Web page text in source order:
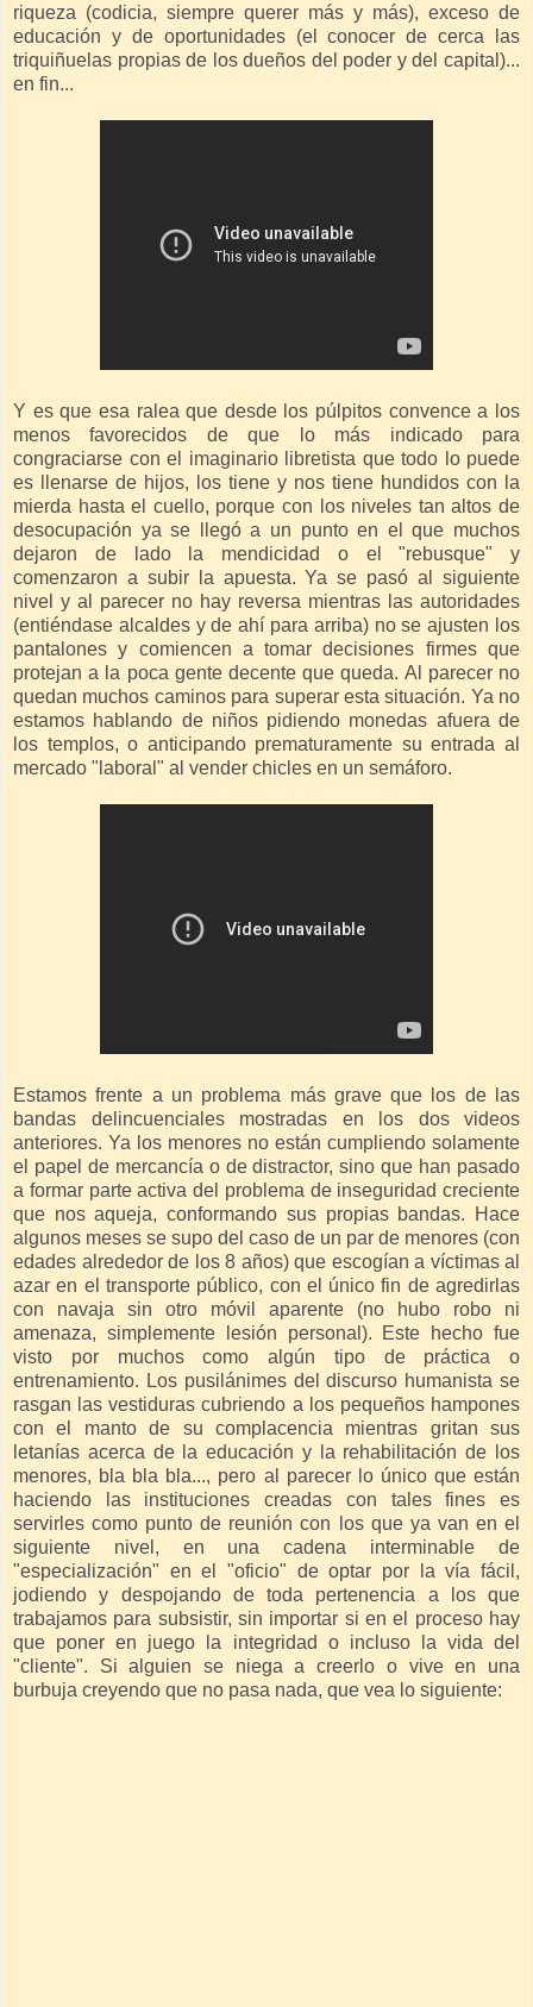
riqueza (codicia, siempre querer más y más), exceso de
educación y de oportunidades (el conocer de cerca las
triquiñuelas propias de los dueños del poder y del capital)...
en fin...
Y es que esa ralea que desde los púlpitos convence a los
menos favorecidos de que lo más indicado para
congraciarse con el imaginario libretista que todo lo puede
es llenarse de hijos, los tiene y nos tiene hundidos con la
mierda hasta el cuello, porque con los niveles tan altos de
desocupación ya se llegó a un punto en el que muchos
dejaron de lado la mendicidad o el "rebusque" y
comenzaron a subir la apuesta. Ya se pasó al siguiente
nivel y al parecer no hay reversa mientras las autoridades
(entiéndase alcaldes y de ahí para arriba) no se ajusten los
pantalones y comiencen a tomar decisiones firmes que
protejan a la poca gente decente que queda. Al parecer no
quedan muchos caminos para superar esta situación. Ya no
estamos hablando de niños pidiendo monedas afuera de
los templos, o anticipando prematuramente su entrada al
mercado "laboral" al vender chicles en un semáforo.
Estamos frente a un problema más grave que los de las
bandas delincuenciales mostradas en los dos videos
anteriores. Ya los menores no están cumpliendo solamente
el papel de mercancía o de distractor, sino que han pasado
a formar parte activa del problema de inseguridad creciente
que nos aqueja, conformando sus propias bandas. Hace
algunos meses se supo del caso de un par de menores (con
edades alrededor de los 8 años) que escogían a víctimas al
azar en el transporte público, con el único fin de agredirlas
con navaja sin otro móvil aparente (no hubo robo ni
amenaza, simplemente lesión personal). Este hecho fue
visto por muchos como algún tipo de práctica o
entrenamiento. Los pusilánimes del discurso humanista se
rasgan las vestiduras cubriendo a los pequeños hampones
con el manto de su complacencia mientras gritan sus
letanías acerca de la educación y la rehabilitación de los
menores, bla bla bla..., pero al parecer lo único que están
haciendo las instituciones creadas con tales fines es
servirles como punto de reunión con los que ya van en el
siguiente nivel, en una cadena interminable de
"especialización" en el "oficio" de optar por la vía fácil,
jodiendo y despojando de toda pertenencia a los que
trabajamos para subsistir, sin importar si en el proceso hay
que poner en juego la integridad o incluso la vida del
"cliente". Si alguien se niega a creerlo o vive en una
burbuja creyendo que no pasa nada, que vea lo siguiente: